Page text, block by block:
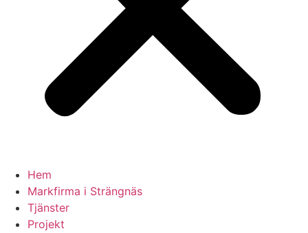
Hem
Markfirma i Strängnäs
Tjänster
Projekt